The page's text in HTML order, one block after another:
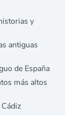
y
antiguas
de España
más altos